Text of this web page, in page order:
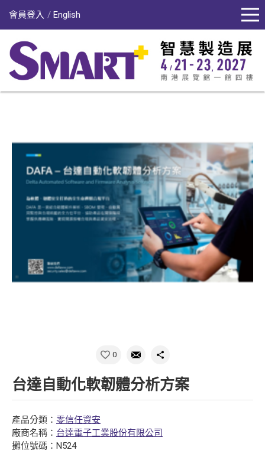
會員登入 English
0
台達自動化軟韌體分析方案
產品分類： 零信任資安
廠商名稱： 台達電子工業股份有限公司
攤位號碼：N524